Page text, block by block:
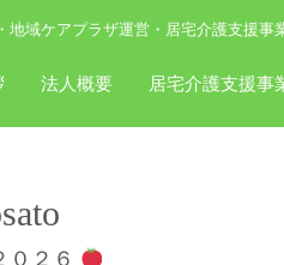
域ケアプラザ運営・居宅介護支援事
法人概要 居宅介護支援事
０２６